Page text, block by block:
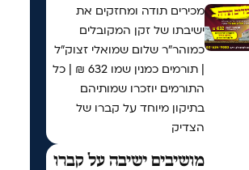
מכירים תודה ומחזקים את
ישיבתו של זקן המקובלים
כמוהר"ר שלום שמואלי זצוק"ל
| תורמים כמנין שמו 632 ₪ | כל
התורמים יוזכרו שמותיהם
בתיקון מיוחד על קברו של
הצדיק
מושיבים ישיבה על קברו